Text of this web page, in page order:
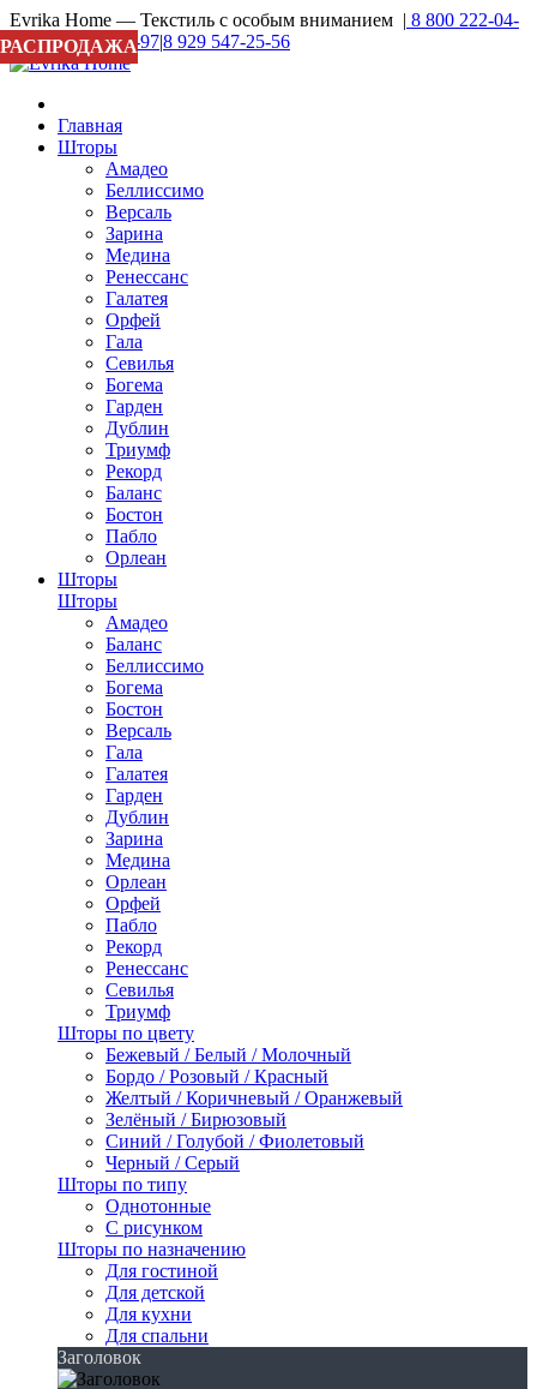
Evrika Home — Текстиль с особым вниманием | 8 800 222-04-
27|8 929 937-16-97|8 929 547-25-56
Главная
Шторы
Амадео
Беллиссимо
Версаль
Зарина
Медина
Ренессанс
Галатея
Орфей
Гала
Севилья
Богема
Гарден
Дублин
Триумф
Рекорд
Баланс
Бостон
Пабло
Орлеан
Шторы
Шторы
Амадео
Баланс
Беллиссимо
Богема
Бостон
Версаль
Гала
Галатея
Гарден
Дублин
Зарина
Медина
Орлеан
Орфей
Пабло
Рекорд
Ренессанс
Севилья
Триумф
Шторы по цвету
Бежевый / Белый / Молочный
Бордо / Розовый / Красный
Желтый / Коричневый / Оранжевый
Зелёный / Бирюзовый
Синий / Голубой / Фиолетовый
Черный / Серый
Шторы по типу
Однотонные
С рисунком
Шторы по назначению
Для гостиной
Для детской
Для кухни
Для спальни
Заголовок
РАСПРОДАЖА